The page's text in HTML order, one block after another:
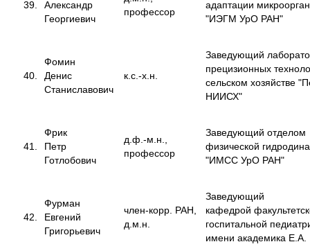
39.
Александр
Георгиевич
профессор
адаптации
"ИЭГМ УрО РАН"
40.
Фомин
Денис
Станиславович
к.с.-х.н.
Заведующий
прецизионных
сельском хозяйстве
НИИСХ"
41.
Фрик
Петр
Готлобович
д.ф.-м.н.,
профессор
Заведующий отделом
физической
"ИМСС УрО РАН"
42.
Фурман
Евгений
Григорьевич
член-корр. РАН,
д.м.н.
Заведующий
кафедрой
госпитальной
имени академика Е.А.